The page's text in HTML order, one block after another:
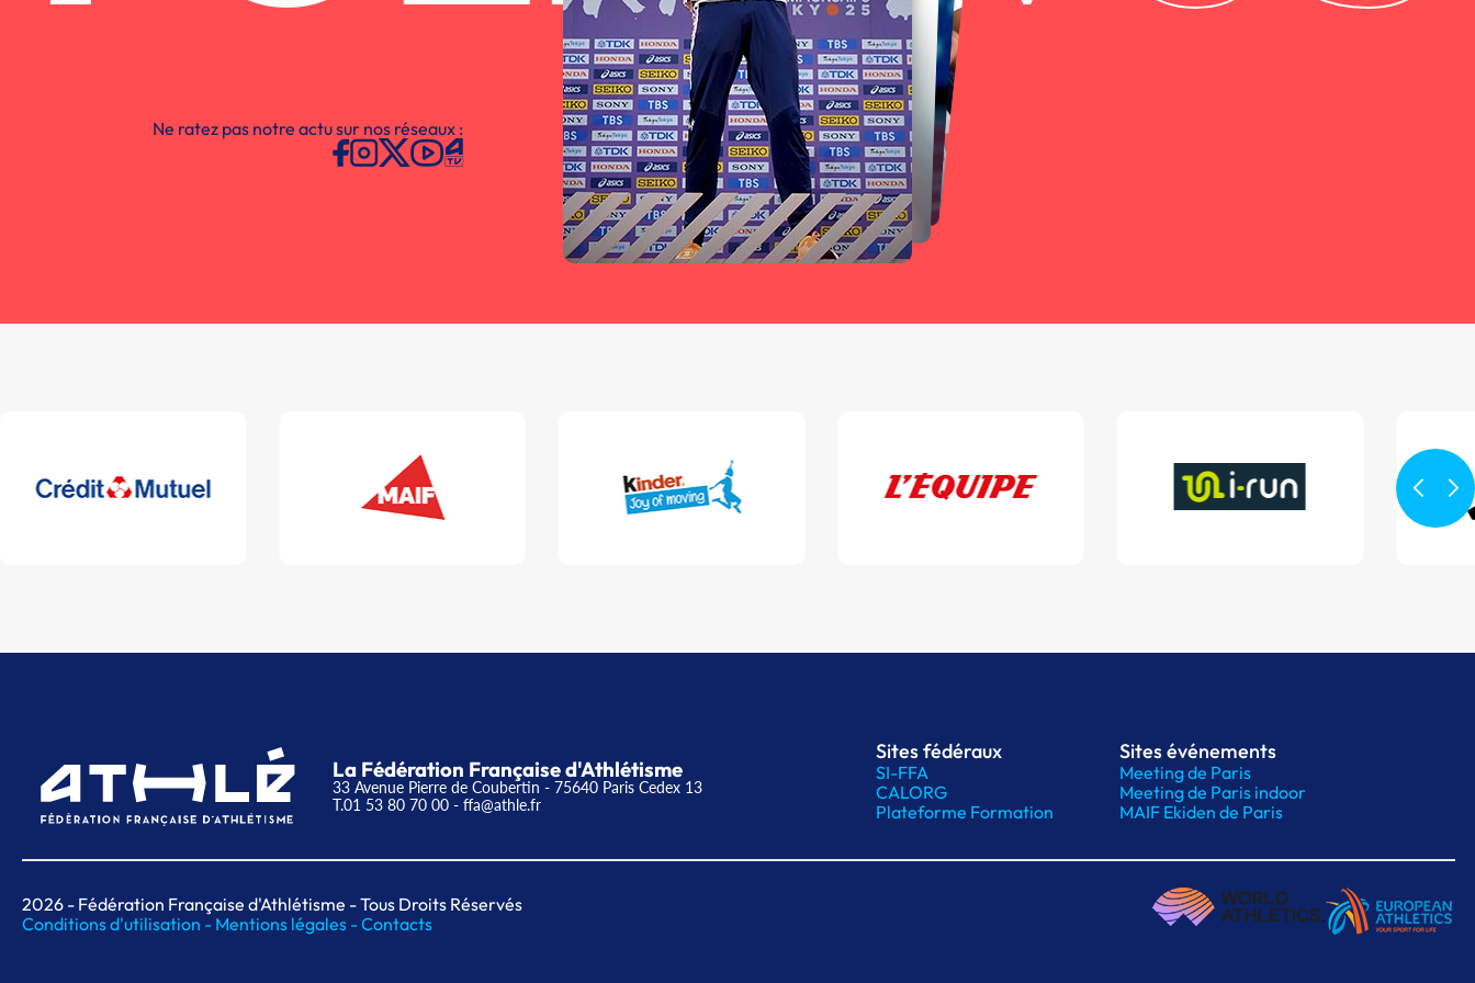
Ne ratez pas notre actu sur nos réseaux :
La Fédération Française d'Athlétisme
33 Avenue Pierre de Coubertin - 75640 Paris Cedex 13
T.01 53 80 70 00 - ffa@athle.fr
Sites fédéraux
SI-FFA
CALORG
Plateforme Formation
Sites événements
Meeting de Paris
Meeting de Paris indoor
MAIF Ekiden de Paris
2026 - Fédération Française d'Athlétisme - Tous Droits Réservés
Conditions d'utilisation - Mentions légales -Contacts